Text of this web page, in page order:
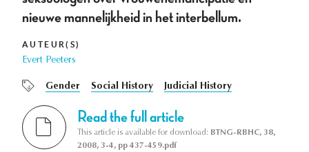
nieuwe mannelijkheid in het interbellum.
AUTEUR(S)
Evert Peeters
Gender Social History Judicial History
Read the full article
This article is available for download: BTNG-RBHC, 38,
2008, 3-4, pp 437-459.pdf